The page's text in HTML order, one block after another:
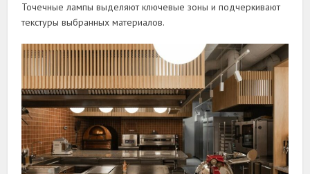
Точечные лампы выделяют ключевые зоны и подчеркивают
текстуры выбранных материалов.